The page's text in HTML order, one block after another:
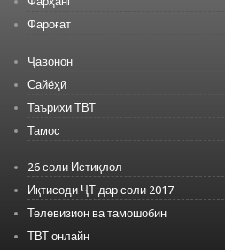
Фароғат
Ҷавонон
Сайёҳӣ
Таърихи ТВТ
Тамос
26 соли Истиқлол
Иқтисоди ҶТ дар соли 2017
Телевизион ва тамошобин
ТВТ онлайн